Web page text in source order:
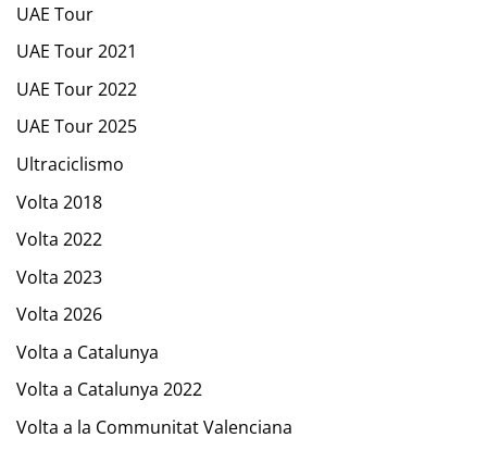
UAE Tour
UAE Tour 2021
UAE Tour 2022
UAE Tour 2025
Ultraciclismo
Volta 2018
Volta 2022
Volta 2023
Volta 2026
Volta a Catalunya
Volta a Catalunya 2022
Volta a la Communitat Valenciana